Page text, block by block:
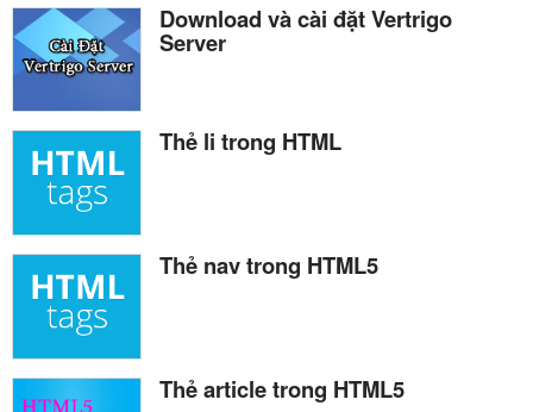
Download và cài đặt Vertrigo
Server
Thẻ li trong HTML
Thẻ nav trong HTML5
Thẻ article trong HTML5